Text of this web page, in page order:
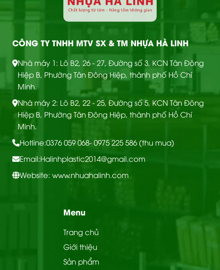
CÔNG TY TNHH MTV SX & TM NHỰA HÀ LINH
Nhà máy 1: Lô B2, 26 - 27, Đường số 3, KCN Tân Đông
Hiệp B, Phường Tân Đông Hiệp, thành phố Hồ Chí
Minh.
Nhà máy 2: Lô B2, 22 - 25, Đường số 5, KCN Tân Đông
Hiệp B, Phường Tân Đông Hiệp, thành phố Hồ Chí
Minh.
Hotline:0376 059 068- 0975 225 586 (thu mua)
Email:Halinhplastic2014@gmail.com
Website: www.nhuahalinh.com
Menu
Trang chủ
Giới thiệu
Sản phẩm